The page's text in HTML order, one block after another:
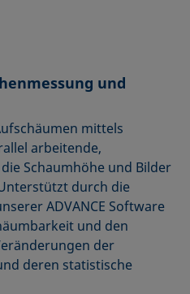
und
mittels
arbeitende,
Schaumhöhe und Bilder
durch die
ADVANCE Software
und den
der
deren statistische